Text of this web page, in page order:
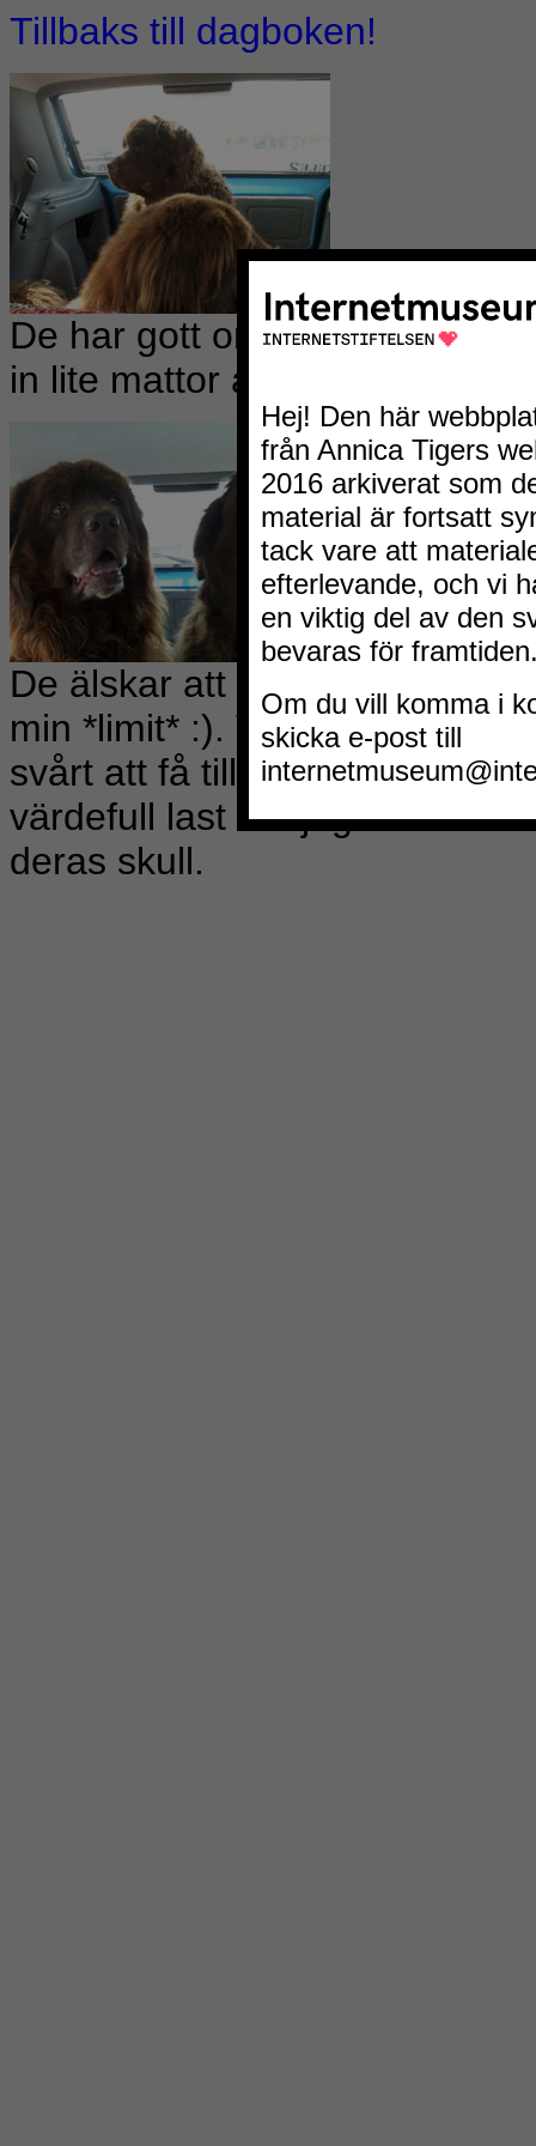
Tillbaks till dagboken!
De har gott om plats i bak
in lite mattor åt dem.
De älskar att åka bil! Nalle vill
min *limit* :). Visst borde man
svårt att få till två stycken i en
värdefull last kör jag alltid
deras skull.